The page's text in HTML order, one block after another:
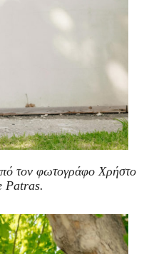
τον φωτογράφο Χρήστο
Patras.